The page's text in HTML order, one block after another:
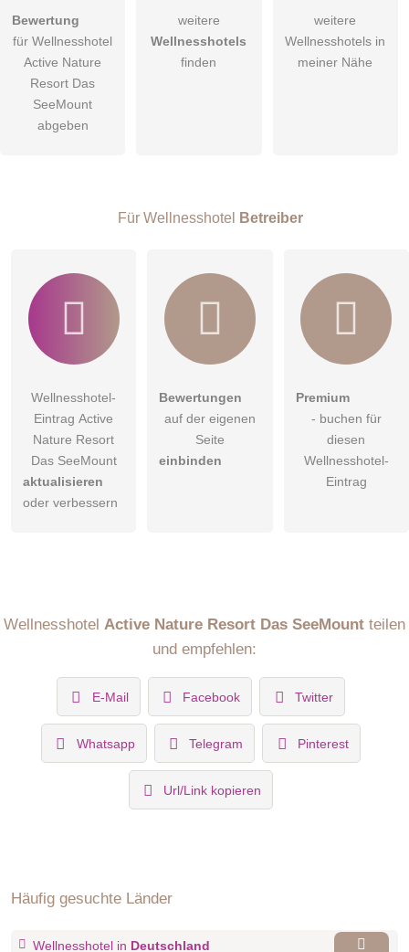
DieDatenschutzerklärunghabe ich zur Kenntnis genommen.
öffentliche Frage stellen
Hinweis:Bitte beachten Sie, öffentliche Fragen sind
Bewertung
für Wellnesshotel
Active Nature
Resort Das
SeeMount
abgeben
weitere
Wellnesshotels
finden
weitere
Wellnesshotels in
meiner Nähe
Für Wellnesshotel Betreiber
Wellnesshotel-
Eintrag Active
Nature Resort
Das SeeMount
aktualisieren
oder verbessern
Bewertungen
auf der eigenen
Seite
einbinden
Premium
- buchen für
diesen
Wellnesshotel-
Eintrag
Wellnesshotel Active Nature Resort Das SeeMount teilen
und empfehlen:
E-Mail Facebook Twitter
Whatsapp Telegram Pinterest
Url/Link kopieren
Häufig gesuchte Länder
Wellnesshotel in Deutschland